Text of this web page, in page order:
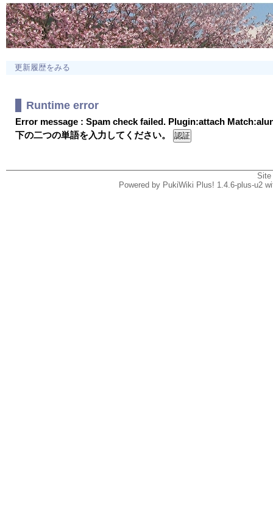
更新履歴をみる
Runtime error
Error message : Spam check failed. Plugin:attach
下の二つの単語を入力してください。
Powered by PukiWiki Plus! 1.4.6-plus-u2